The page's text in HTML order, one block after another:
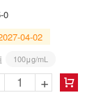
0
04-02
100μg/mL

+